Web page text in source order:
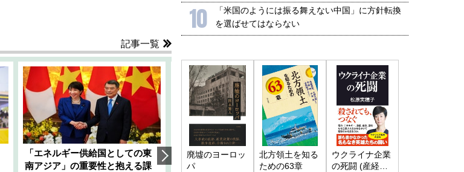
記事一覧
「エネルギー供給国としての東
南アジア」の重要性と抱える課
韓国にも理解してほしい「極東
1905年体制」における日米韓安
ホルムズ海峡危機で加速したエ
ネルギー転換が「中国依存」に
10
「米国のようには振る舞えない中国」に方針転換
を選ばせてはならない
廃墟のヨーロッ
パ
北方領土を知る
ための63章
ウクライナ企業
の死闘 (産経セ